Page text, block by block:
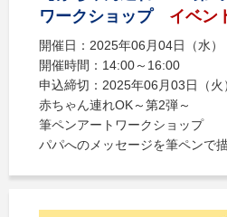
ワークショップ
イベン
開催日：2025年06月04日（水）
開催時間：14:00～16:00
申込締切：2025年06月03日（火
赤ちゃん連れOK～第2弾～
筆ペンアートワークショップ
パパへのメッセージを筆ペンで